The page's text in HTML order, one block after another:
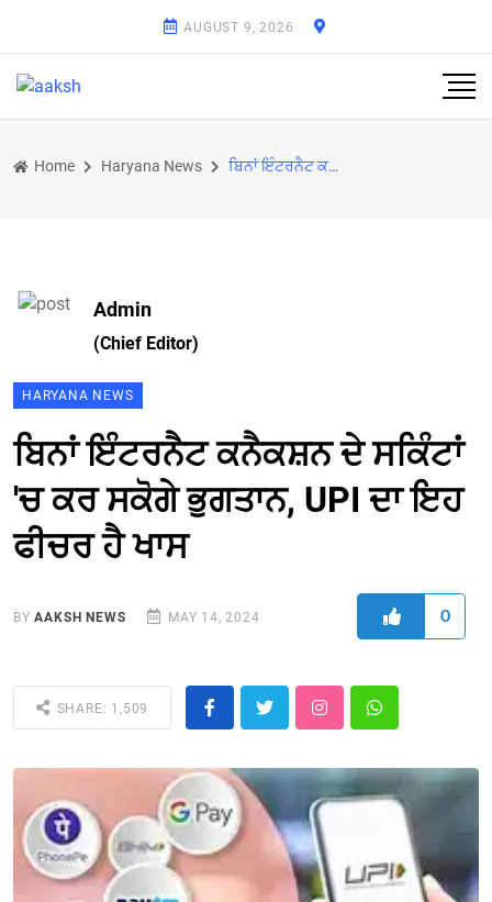
AUGUST 9, 2026
Home Haryana News ਬਿਨਾਂ ਇੰਟਰਨੈਟ ਕਨੈਕਸ਼ਨ ਦੇ ਸਕਿੰਟਾਂ 'ਚ ਕਰ ਸਕੋਗੇ ਭੁਗਤਾਨ, UPI ਦਾ ਇਹ ਫੀਚਰ ਹੈ ਖਾਸ
Admin
(Chief Editor)
HARYANA NEWS
ਬਿਨਾਂ ਇੰਟਰਨੈਟ ਕਨੈਕਸ਼ਨ ਦੇ ਸਕਿੰਟਾਂ
'ਚ ਕਰ ਸਕੋਗੇ ਭੁਗਤਾਨ, UPI ਦਾ ਇਹ
ਫੀਚਰ ਹੈ ਖਾਸ
BYAAKSH NEWS MAY 14, 2024 0
SHARE: 1,509